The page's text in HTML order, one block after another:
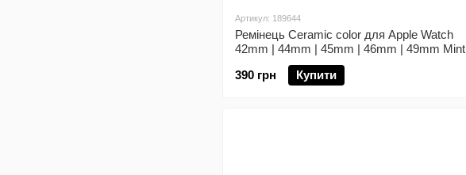
Артикул: 189644
Ремінець Ceramic color для Apple Watch
42mm | 44mm | 45mm | 46mm | 49mm Mint
390 грн
Купити